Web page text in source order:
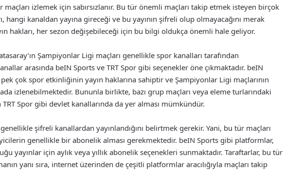
maçları izlemek için sabırsızlanır. Bu tür önemli maçları takip etmek isteyen birçok
hangi kanaldan yayına gireceği ve bu yayının şifreli olup olmayacağını merak
hakları, her sezon değişebileceği için bu bilgi oldukça önemli hale geliyor.
Şampiyonlar Ligi maçları genellikle spor kanalları tarafından
arasında beIN Sports ve TRT Spor gibi seçenekler öne çıkmaktadır. beIN
çok spor etkinliğinin yayın haklarına sahiptir ve Şampiyonlar Ligi maçlarının
izlenebilmektedir. Bununla birlikte, bazı grup maçları veya eleme turlarındaki
TRT Spor gibi devlet kanallarında da yer alması mümkündür.
şifreli kanallardan yayınlandığını belirtmek gerekir. Yani, bu tür maçları
genellikle bir abonelik alması gerekmektedir. beIN Sports gibi platformlar,
yayınlar için aylık veya yıllık abonelik seçenekleri sunmaktadır. Taraftarlar, bu tür
yanı sıra, internet üzerinden de çeşitli platformlar aracılığıyla maçları takip